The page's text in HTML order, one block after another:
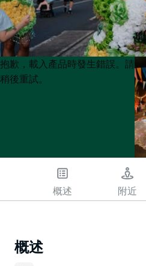
Product
List
Product
List
抱歉，載入產品時發生錯誤。請
稍後重試。
概述 附近
概述